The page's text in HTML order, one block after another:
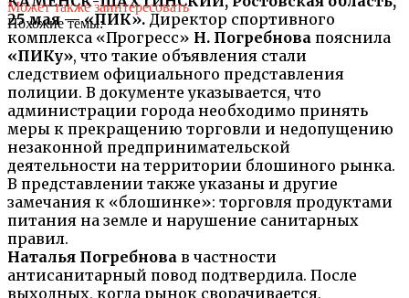
25 мая — «ПИК». Директор спортивного
комплекса «Прогресс» Н. Погребнова пояснила
«ПИКу», что такие объявления стали
следствием официального представления
полиции. В документе указывается, что
администрации города необходимо принять
меры к прекращению торговли и недопущению
незаконной предпринимательской
деятельности на территории блошиного рынка.
В представлении также указаны и другие
замечания к «блошинке»: торговля продуктами
питания на земле и нарушение санитарных
правил.
Наталья Погребнова в частности
антисанитарный повод подтвердила. После
выходных, когда рынок сворачивается,
Может также заинтересовать
Похожие темы: